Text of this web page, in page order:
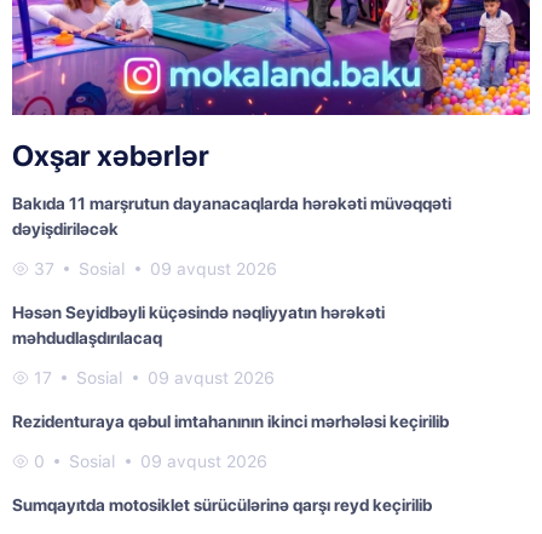
Oxşar xəbərlər
Bakıda 11 marşrutun dayanacaqlarda hərəkəti müvəqqəti
dəyişdiriləcək
37 Sosial 09 avqust 2026
Həsən Seyidbəyli küçəsində nəqliyyatın hərəkəti
məhdudlaşdırılacaq
17 Sosial 09 avqust 2026
Rezidenturaya qəbul imtahanının ikinci mərhələsi keçirilib
0 Sosial 09 avqust 2026
Sumqayıtda motosiklet sürücülərinə qarşı reyd keçirilib